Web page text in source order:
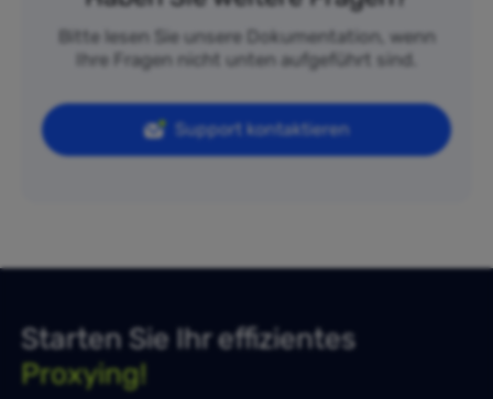
Bitte lesen Sie unsere Dokumentation, wenn
Ihre Fragen nicht unten aufgeführt sind.
Support kontaktieren
Starten Sie Ihr effizientes
Proxying!